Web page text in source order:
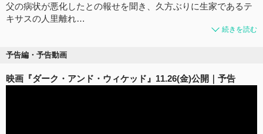
父の病状が悪化したとの報せを聞き、久方ぶりに生家であるテ
キサスの人里離れ…
続きを読む
予告編・予告動画
映画『ダーク・アンド・ウィケッド』11.26(金)公開｜予告